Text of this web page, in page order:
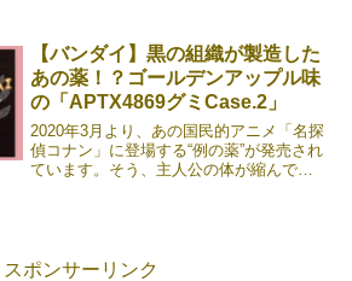
ました。本記事では、コンビニスイーツ
の「抹茶のミルクレープ《続きを読む》
【バンダイ】黒の組織が製造した
あの薬！？ゴールデンアップル味
の「APTX4869グミCase.2」
2020年3月より、あの国民的アニメ「名探
偵コナン」に登場する“例の薬”が発売され
ています。そう、主人公の体が縮んでし
スポンサーリンク